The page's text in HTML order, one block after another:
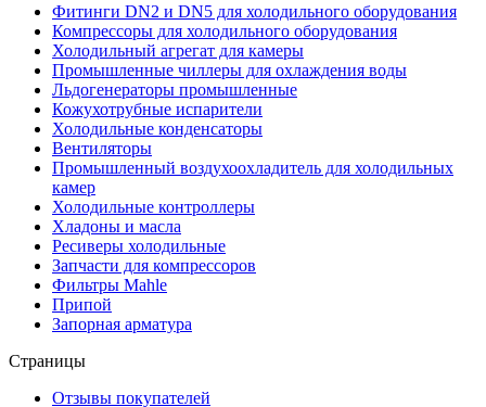
Фитинги DN2 и DN5 для холодильного оборудования
Компрессоры для холодильного оборудования
Холодильный агрегат для камеры
Промышленные чиллеры для охлаждения воды
Льдогенераторы промышленные
Кожухотрубные испарители
Холодильные конденсаторы
Вентиляторы
Промышленный воздухоохладитель для холодильных
камер
Холодильные контроллеры
Хладоны и масла
Ресиверы холодильные
Запчасти для компрессоров
Фильтры Mahle
Припой
Запорная арматура
Страницы
Отзывы покупателей